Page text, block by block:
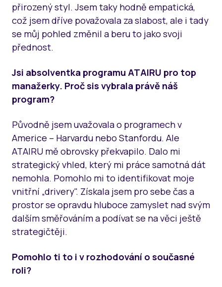
přirozený styl. Jsem taky hodně empatická,
což jsem dříve považovala za slabost, ale i tady
se můj pohled změnil a beru to jako svoji
přednost.
Jsi absolventka programu ATAIRU pro top
manažerky. Proč sis vybrala právě náš
program?
Původně jsem uvažovala o programech v
Americe – Harvardu nebo Stanfordu. Ale
ATAIRU mě obrovsky překvapilo. Dalo mi
strategický vhled, který mi práce samotná dát
nemohla. Pomohlo mi to identifikovat moje
vnitřní „drivery". Získala jsem pro sebe čas a
prostor se opravdu hluboce zamyslet nad svým
dalším směřováním a podívat se na věci ještě
strategičtěji.
Pomohlo ti to i v rozhodování o současné
roli?